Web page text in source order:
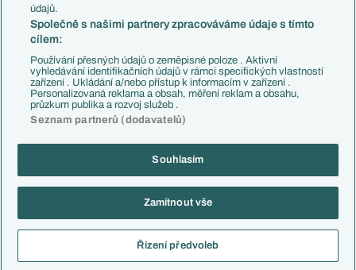
Chelsea FC
Manchester United
AC Milán
Juventus FC
Bayern Mnichov
FC Barcelona
Real Madrid
Copyright © 2001-2026 EuroFotbal.cz. Využíváme zpravodajství ČTK.
Informace o zpracování osobních údajů
údajů.
Společně s našimi partnery zpracováváme údaje s tímto
cílem:
Používání přesných údajů o zeměpisné poloze . Aktivní
vyhledávání identifikačních údajů v rámci specifických vlastností
zařízení . Ukládání a/nebo přístup k informacím v zařízení .
Personalizovaná reklama a obsah, měření reklam a obsahu,
průzkum publika a rozvoj služeb .
Seznam partnerů (dodavatelů)
Souhlasím
Zamítnout vše
Řízení předvoleb